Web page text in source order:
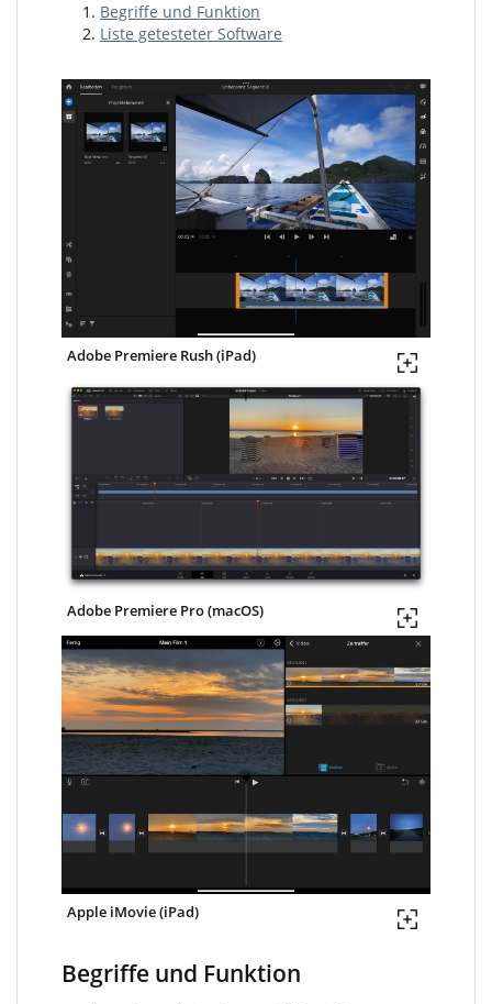
Begriffe und Funktion
Liste getesteter Software
Adobe Premiere Rush (iPad)
Adobe Premiere Pro (macOS)
Apple iMovie (iPad)
Begriffe und Funktion